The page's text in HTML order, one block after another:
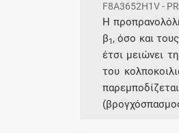
F8A3652H1V -
Η
β1, όσο και
έτσι μειώνει
του